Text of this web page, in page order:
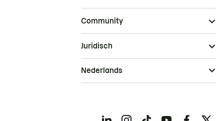
Community
Juridisch
Nederlands